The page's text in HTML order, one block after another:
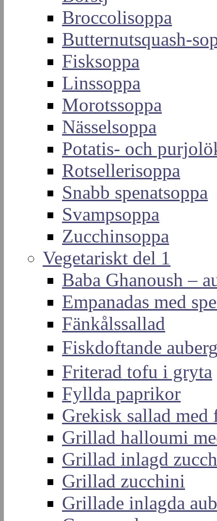
Broccolisoppa
Butternutsquash-
Fisksoppa
Linssoppa
Morotssoppa
Nässelsoppa
Potatis- och
Rotsellerisoppa
Snabb spenatsoppa
Svampsoppa
Zucchinsoppa
Vegetariskt del 1
Baba Ghanoush –
Empanadas med
Fänkålssallad
Fiskdoftande
Friterad tofu i gryta
Fyllda paprikor
Grekisk sallad med
Grillad halloumi
Grillad inlagd
Grillad zucchini
Grillade inlagda